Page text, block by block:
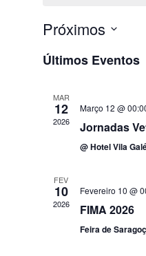
Próximos
data
Últimos Eventos
MAR
12
2026
Março 12 @
Jornadas
@ Hotel Vila
FEV
10
2026
Fevereiro 10 @
FIMA 2026
Feira de